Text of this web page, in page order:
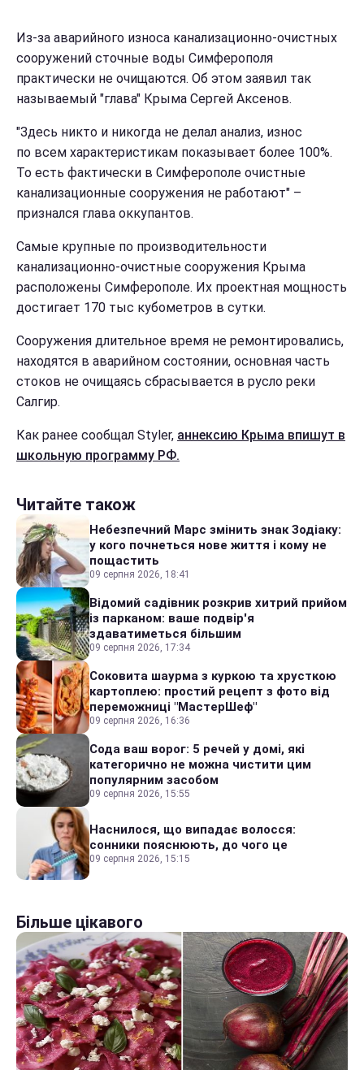
Из-за аварийного износа канализационно-очистных
сооружений сточные воды Симферополя
практически не очищаются. Об этом заявил так
называемый "глава" Крыма Сергей Аксенов.
"Здесь никто и никогда не делал анализ, износ
по всем характеристикам показывает более 100%.
То есть фактически в Симферополе очистные
канализационные сооружения не работают" –
признался глава оккупантов.
Самые крупные по производительности
канализационно-очистные сооружения Крыма
расположены Симферополе. Их проектная мощность
достигает 170 тыс кубометров в сутки.
Сооружения длительное время не ремонтировались,
находятся в аварийном состоянии, основная часть
стоков не очищаясь сбрасывается в русло реки
Салгир.
Как ранее сообщал Styler, аннексию Крыма впишут в
школьную программу РФ.
Читайте також
Небезпечний Марс змінить знак Зодіаку:
у кого почнеться нове життя і кому не
пощастить
09 серпня 2026, 18:41
Відомий садівник розкрив хитрий прийом
із парканом: ваше подвір'я
здаватиметься більшим
09 серпня 2026, 17:34
Соковита шаурма з куркою та хрусткою
картоплею: простий рецепт з фото від
переможниці "МастерШеф"
09 серпня 2026, 16:36
Сода ваш ворог: 5 речей у домі, які
категорично не можна чистити цим
популярним засобом
09 серпня 2026, 15:55
Наснилося, що випадає волосся:
сонники пояснюють, до чого це
09 серпня 2026, 15:15
Більше цікавого